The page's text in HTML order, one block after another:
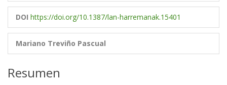
DOI https://doi.org/10.1387/lan-harremanak.15401
Mariano Treviño Pascual
Resumen